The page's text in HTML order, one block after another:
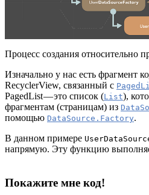
Процесс создания относительно
Изначально у нас есть фрагмент
RecyclerView, связанный с
PagedList — это список (List),
фрагментам (страницам) из
помощью DataSource.Factory.
В данном примере
напрямую. Эту функцию
Покажите мне код!